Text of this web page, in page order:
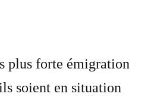
plus forte émigration
soient en situation